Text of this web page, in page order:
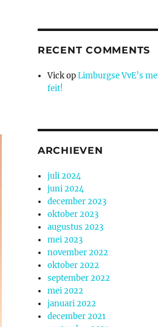
RECENT COMMENTS
VickopLimburgse VvE’s
feit!
ARCHIEVEN
juli 2024
juni 2024
december 2023
oktober 2023
augustus 2023
mei 2023
november 2022
oktober 2022
september 2022
mei 2022
januari 2022
december 2021